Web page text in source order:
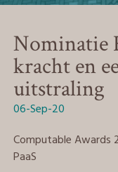
Nominatie
kracht en
uitstraling
06-Sep-20
Computable Awards
PaaS